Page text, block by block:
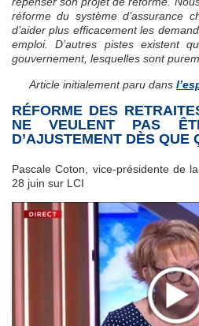
réforme du système d’assurance
d’aider plus efficacement les
emploi. D’autres pistes existent
gouvernement, lesquelles sont
Article initialement paru dans
RÉFORME DES
NE VEULENT PAS
D’AJUSTEMENT DÈS QUE
Pascale Coton, vice-présidente de
28 juin sur LCI